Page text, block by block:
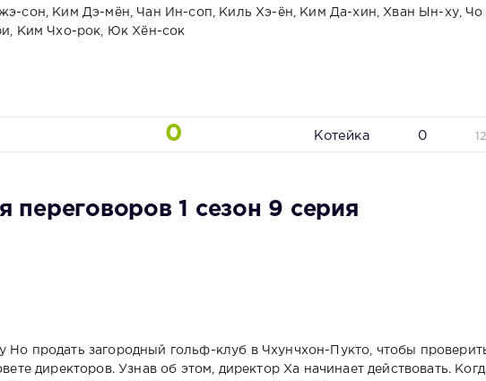
сон, Ким Дэ-мён, Чан Ин-соп, Киль Хэ-ён, Ким Да-хин, Хван Ын-ху, Чо
Ким Чхо-рок, Юк Хён-сок
0 Котейка 0
переговоров 1 сезон 9 серия
Но продать загородный гольф-клуб в Чхунчхон-Пукто, чтобы
директоров. Узнав об этом, директор Ха начинает действовать.